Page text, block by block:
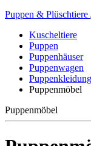
Puppen & Plüschtiere
Kuscheltiere
Puppen
Puppenhäuser
Puppenwagen
Puppenkleidung
Puppenmöbel
Puppenmöbel